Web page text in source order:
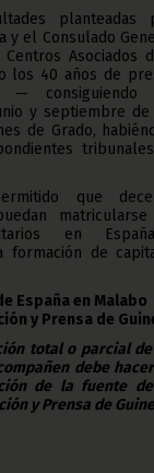
planteadas
y el Consulado
Centros Asociados
los 40 años de
—
y septiembre de
de Grado,
que
en
formación de
España en Malabo
y Prensa de
total o parcial
debe
de la fuente
y Prensa de